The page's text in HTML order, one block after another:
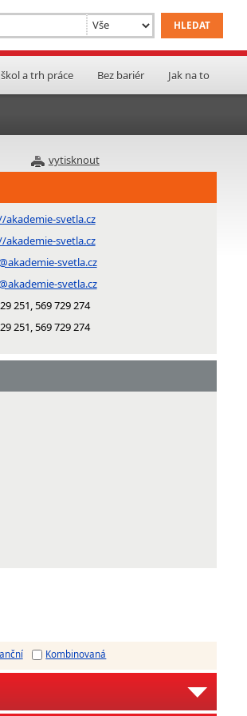
a trh práce Bez bariér Jak na to
vytisknout
akademie-svetla.cz
akademie-svetla.cz
svetla.cz
svetla.cz
251, 569 729 274
251, 569 729 274
Kombinovaná